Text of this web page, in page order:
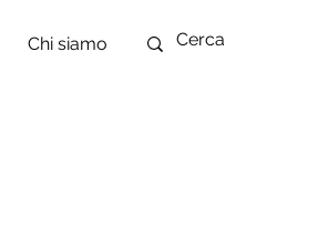
Chi siamo